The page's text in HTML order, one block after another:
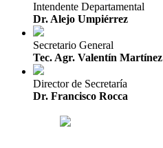
Intendente Departamental
Dr. Alejo Umpiérrez
Secretario General
Tec. Agr. Valentín Martínez
Director de Secretaría
Dr. Francisco Rocca